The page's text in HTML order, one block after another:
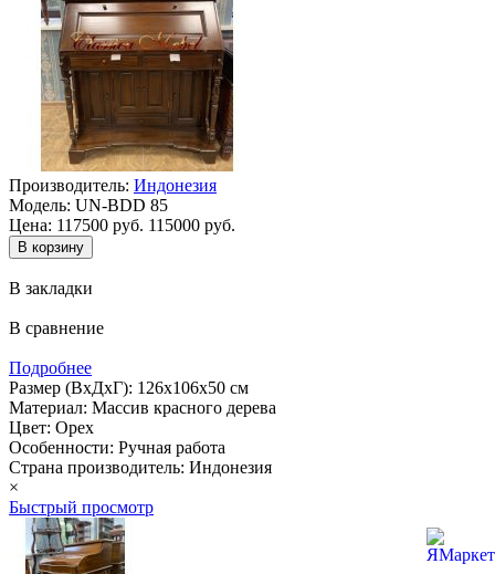
Производитель: Индонезия
Модель: UN-BDD 85
Цена: 117500 руб. 115000 руб.
В закладки
В сравнение
Подробнее
Размер (ВхДхГ): 126х106х50 см
Материал: Массив красного дерева
Цвет: Орех
Особенности: Ручная работа
Страна производитель: Индонезия
×
Быстрый просмотр